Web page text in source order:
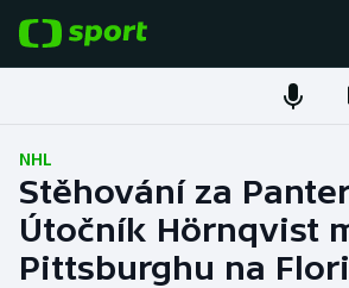
Fotbal
Hokej
Tenis
NHL
Stěhování za
Útočník Hörnqvist
Pittsburghu na